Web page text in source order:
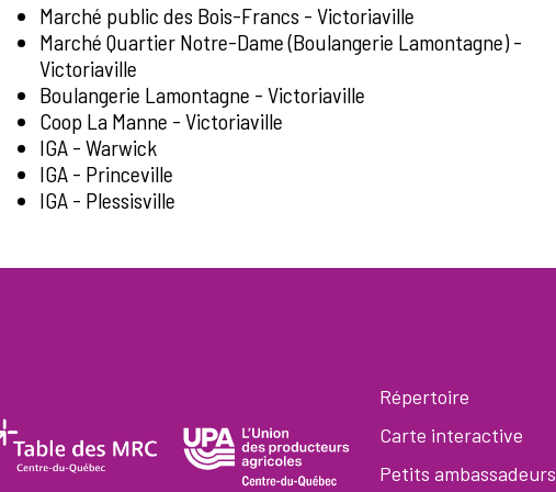
Marché public des Bois-Francs - Victoriaville
Marché Quartier Notre-Dame (Boulangerie Lamontagne) -
Victoriaville
Boulangerie Lamontagne - Victoriaville
Coop La Manne - Victoriaville
IGA - Warwick
IGA - Princeville
IGA - Plessisville
Répertoire
Carte interactive
Petits ambassadeurs